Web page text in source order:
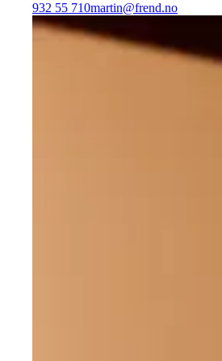
932 55 710martin@frend.no